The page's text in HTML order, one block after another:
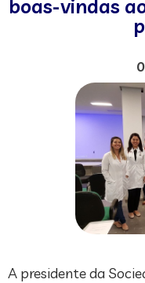
boas-vindas
A presidente da